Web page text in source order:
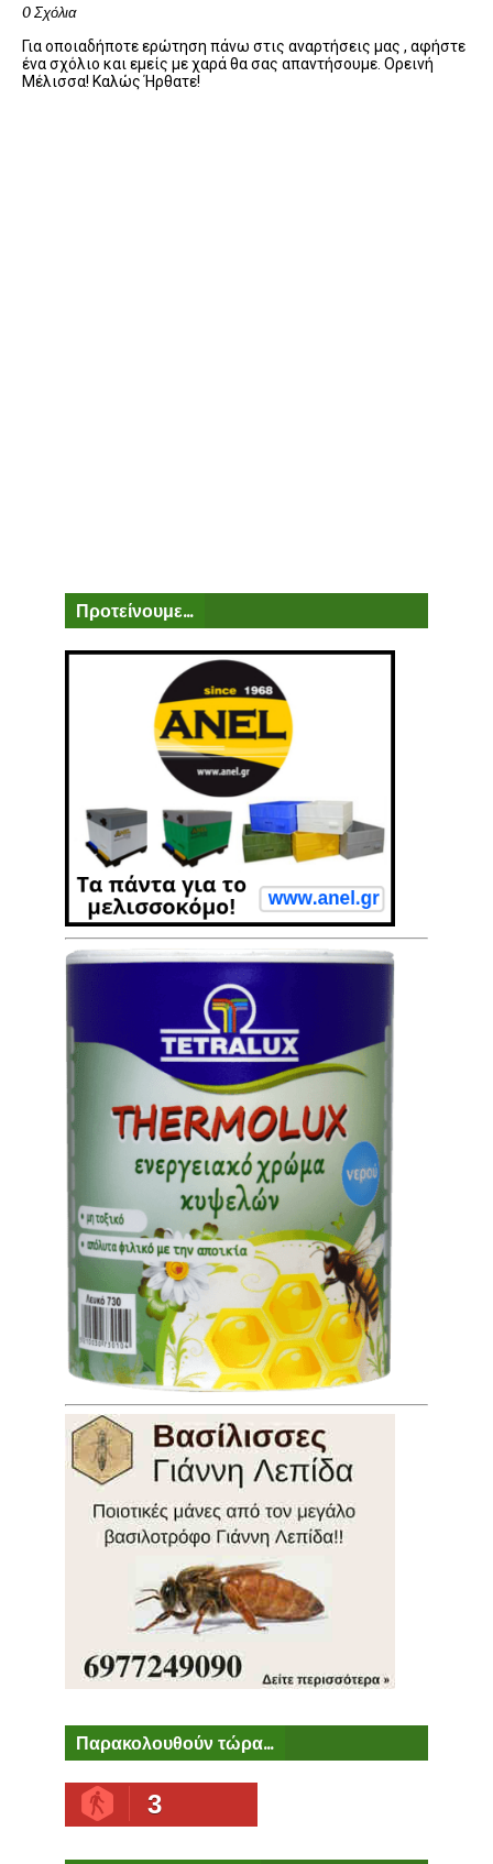
0 Σχόλια
Για οποιαδήποτε ερώτηση πάνω στις αναρτήσεις μας , αφήστε
ένα σχόλιο και εμείς με χαρά θα σας απαντήσουμε. Ορεινή
Μέλισσα! Καλώς Ήρθατε!
Προτείνουμε...
Παρακολουθούν τώρα...
3